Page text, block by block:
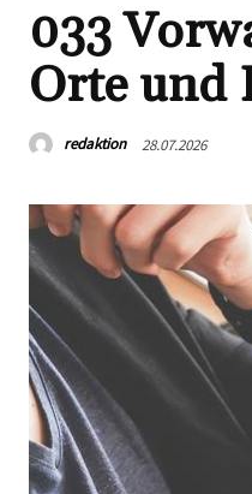
033
Orte und
redaktion 28.07.2026